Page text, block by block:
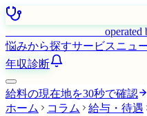
悩みから探すサービスニュ
年収診断
給料の現在地を30秒で確認
ホーム
コラム 給与・待遇